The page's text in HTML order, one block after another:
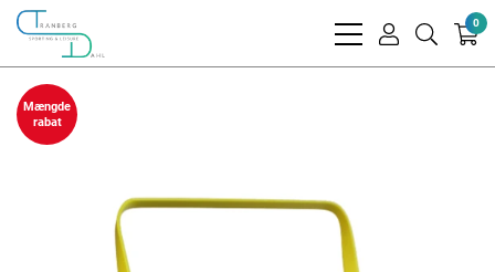
bars
user
search
0
Mængde
rabat